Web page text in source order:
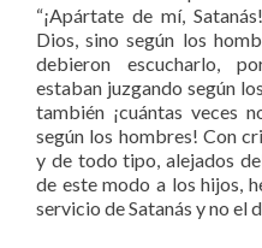
“¡Apártate de mí,
Dios, sino según los
debieron escucharlo,
estaban juzgando según
también ¡cuántas veces
según los hombres! Con
y de todo tipo, alejados
de este modo a los hijos,
servicio de Satanás y no el